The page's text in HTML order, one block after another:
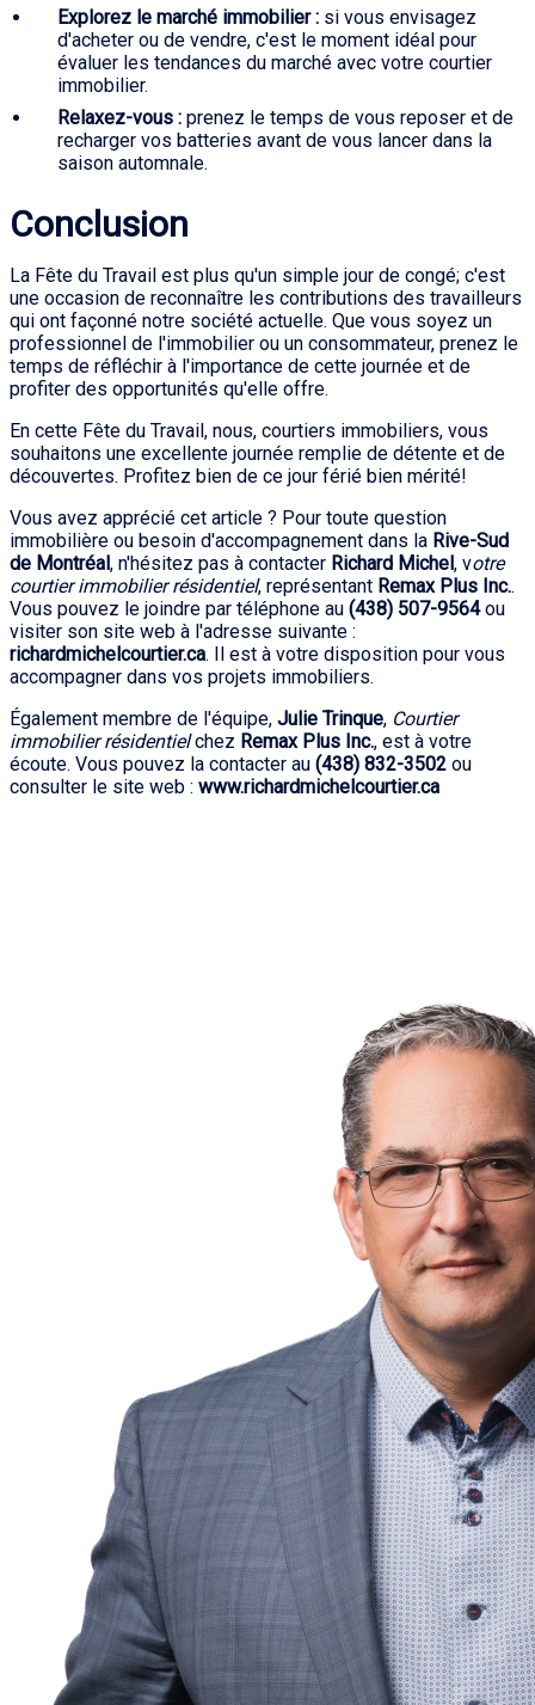
Explorez le marché immobilier : si vous envisagez
d'acheter ou de vendre, c'est le moment idéal pour
évaluer les tendances du marché avec votre courtier
immobilier.
Relaxez-vous : prenez le temps de vous reposer et de
recharger vos batteries avant de vous lancer dans la
saison automnale.
Conclusion
La Fête du Travail est plus qu'un simple jour de congé; c'est
une occasion de reconnaître les contributions des travailleurs
qui ont façonné notre société actuelle. Que vous soyez un
professionnel de l'immobilier ou un consommateur, prenez le
temps de réfléchir à l'importance de cette journée et de
profiter des opportunités qu'elle offre.
En cette Fête du Travail, nous, courtiers immobiliers, vous
souhaitons une excellente journée remplie de détente et de
découvertes. Profitez bien de ce jour férié bien mérité!
Vous avez apprécié cet article ? Pour toute question
immobilière ou besoin d'accompagnement dans la Rive-Sud
de Montréal , n'hésitez pas à contacter Richard Michel , votre
courtier immobilier résidentiel, représentant Remax Plus Inc..
Vous pouvez le joindre par téléphone au (438) 507-9564ou
visiter son site web à l'adresse suivante :
richardmichelcourtier.ca. Il est à votre disposition pour vous
accompagner dans vos projets immobiliers.
Également membre de l'équipe, Julie Trinque, Courtier
immobilier résidentielchez Remax Plus Inc., est à votre
écoute. Vous pouvez la contacter au (438) 832-3502 ou
consulter le site web : www.richardmichelcourtier.ca